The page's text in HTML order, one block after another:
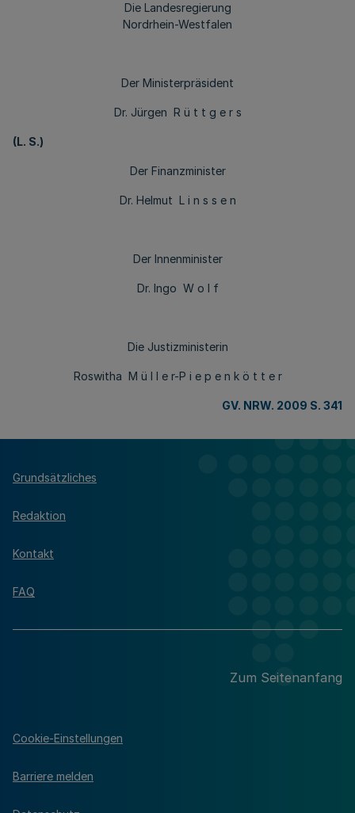
Die Landesregierung
Nordrhein-Westfalen
Der Ministerpräsident
Dr. Jürgen R ü t t g e r s
(L. S.)
Der Finanzminister
Dr. Helmut L i n s s e n
Der Innenminister
Dr. Ingo W o l f
Die Justizministerin
Roswitha M ü l l e r-P i e p e n k ö t t e r
GV. NRW. 2009 S. 341
Grundsätzliches
Redaktion
Kontakt
FAQ
Zum Seitenanfang
Cookie-Einstellungen
Barriere melden